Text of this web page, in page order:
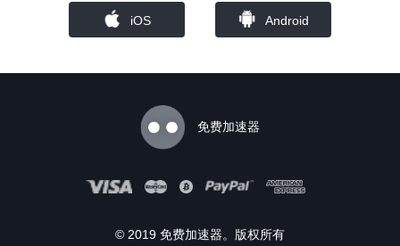
iOS Android
免费加速器
© 2019 免费加速器。版权所有